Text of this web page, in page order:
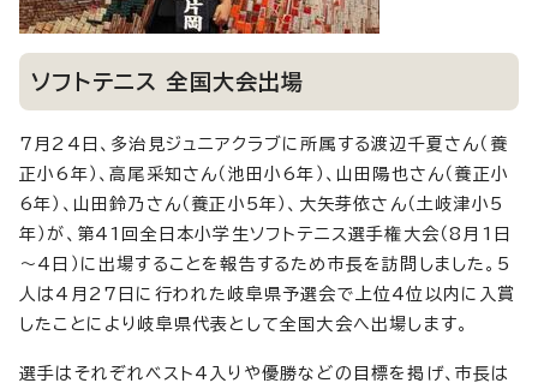
ソフトテニス 全国大会出場
7月24日、多治見ジュニアクラブに所属する渡辺千夏さん（養
正小6年）、高尾采知さん（池田小6年）、山田陽也さん（養正小
6年）、山田鈴乃さん（養正小5年）、大矢芽依さん（土岐津小5
年）が、第41回全日本小学生ソフトテニス選手権大会（8月1日
～4日）に出場することを報告するため市長を訪問しました。5
人は4月27日に行われた岐阜県予選会で上位4位以内に入賞
したことにより岐阜県代表として全国大会へ出場します。
選手はそれぞれベスト4入りや優勝などの目標を掲げ、市長は